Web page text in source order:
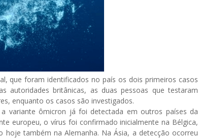
que foram identificados no país os dois primeiros casos
autoridades britânicas, as duas pessoas que testaram
enquanto os casos são investigados.
variante ômicron já foi detectada em outros países da
europeu, o vírus foi confirmado inicialmente na Bélgica,
também na Alemanha. Na Ásia, a detecção ocorreu